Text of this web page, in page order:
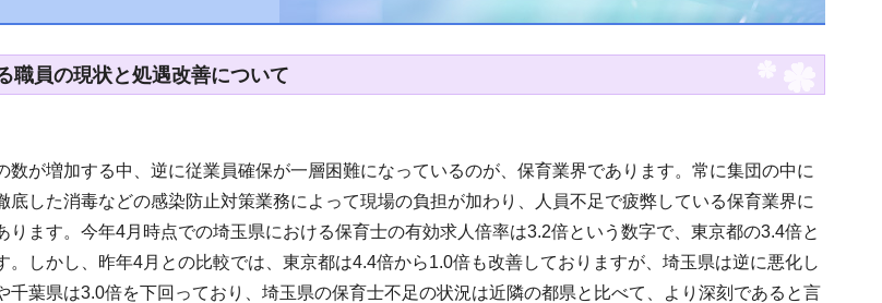
職員の現状と処遇改善について
数が増加する中、逆に従業員確保が一層困難になっているのが、保育業界であります。常に集団の中に
底した消毒などの感染防止対策業務によって現場の負担が加わり、人員不足で疲弊している保育業界に
ります。今年4月時点での埼玉県における保育士の有効求人倍率は3.2倍という数字で、東京都の3.4倍と
。しかし、昨年4月との比較では、東京都は4.4倍から1.0倍も改善しておりますが、埼玉県は逆に悪化し
千葉県は3.0倍を下回っており、埼玉県の保育士不足の状況は近隣の都県と比べて、より深刻であると言